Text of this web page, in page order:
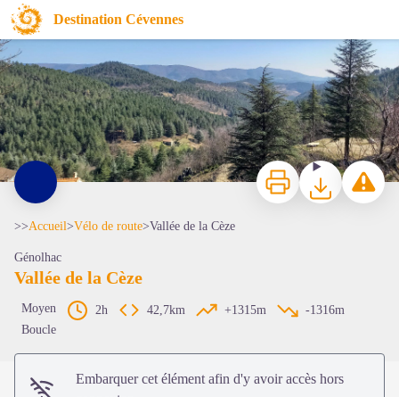
Destination Cévennes
Vallée de la Cèze
Alès Agglo Evasion
ImprimerTéléchargerSignaler
>>Accueil>Vélo de route>Vallée de la Cèze
Génolhac
Vallée de la Cèze
Moyen 2h 42,7km +1315m
-1316m
Boucle
Embarquer cet élément afin d'y avoir accès hors